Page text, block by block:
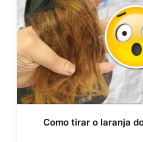
Como tirar o laranja